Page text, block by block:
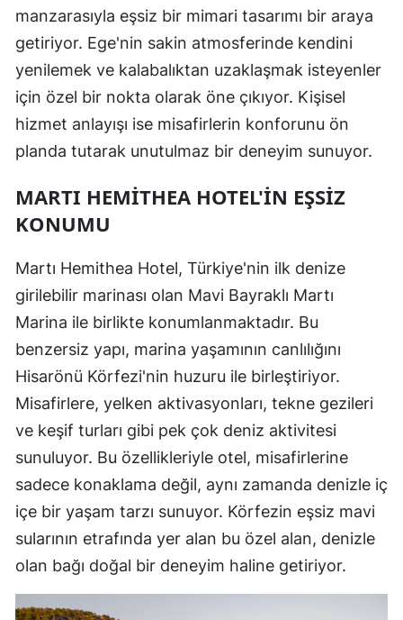
manzarasıyla eşsiz bir mimari tasarımı bir araya
getiriyor. Ege'nin sakin atmosferinde kendini
yenilemek ve kalabalıktan uzaklaşmak isteyenler
için özel bir nokta olarak öne çıkıyor. Kişisel
hizmet anlayışı ise misafirlerin konforunu ön
planda tutarak unutulmaz bir deneyim sunuyor.
MARTI HEMITHEA HOTEL'IN EŞSIZ
KONUMU
Martı Hemithea Hotel, Türkiye'nin ilk denize
girilebilir marinası olan Mavi Bayraklı Martı
Marina ile birlikte konumlanmaktadır. Bu
benzersiz yapı, marina yaşamının canlılığını
Hisarönü Körfezi'nin huzuru ile birleştiriyor.
Misafirlere, yelken aktivasyonları, tekne gezileri
ve keşif turları gibi pek çok deniz aktivitesi
sunuluyor. Bu özellikleriyle otel, misafirlerine
sadece konaklama değil, aynı zamanda denizle iç
içe bir yaşam tarzı sunuyor. Körfezin eşsiz mavi
sularının etrafında yer alan bu özel alan, denizle
olan bağı doğal bir deneyim haline getiriyor.